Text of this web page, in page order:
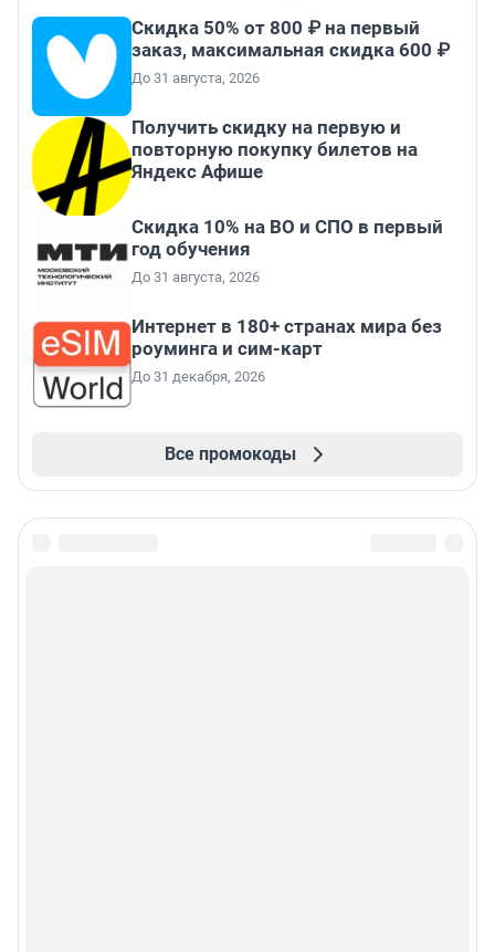
Скидка 50% от 800 ₽ на первый
заказ, максимальная скидка 600 ₽
До 31 августа, 2026
Получить скидку на первую и
повторную покупку билетов на
Яндекс Афише
Скидка 10% на ВО и СПО в первый
год обучения
До 31 августа, 2026
Интернет в 180+ странах мира без
роуминга и сим-карт
До 31 декабря, 2026
Все промокоды